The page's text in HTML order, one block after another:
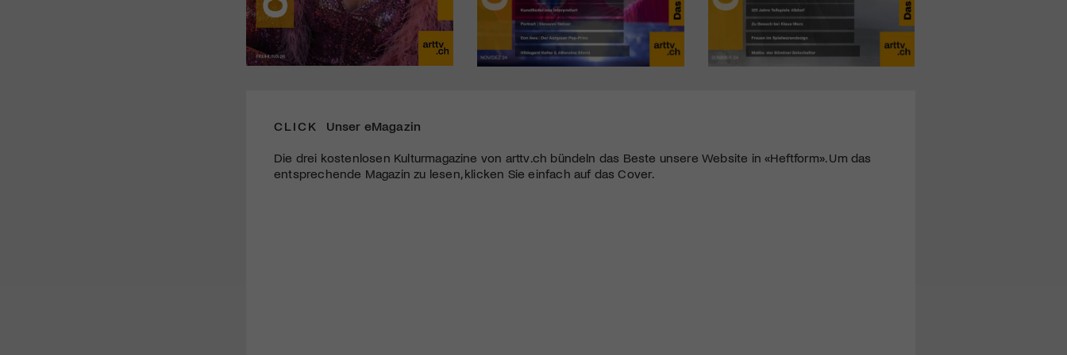
CLICK Unser eMagazin
Die drei kostenlosen Kulturmagazine von arttv.ch bündeln das Beste unsere Website in «Heftform». Um das
entsprechende Magazin zu lesen, klicken Sie einfach auf das Cover.